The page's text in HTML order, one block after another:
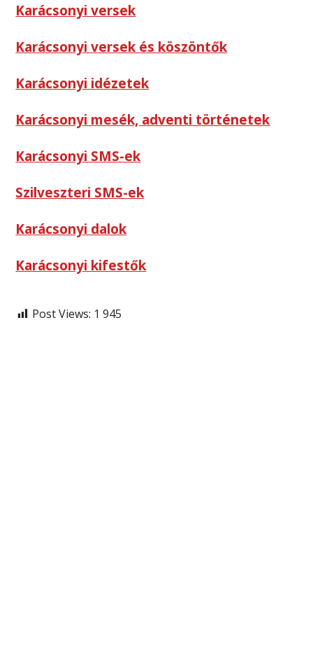
Karácsonyi versek
Karácsonyi versek és köszöntők
Karácsonyi idézetek
Karácsonyi mesék, adventi történetek
Karácsonyi SMS-ek
Szilveszteri SMS-ek
Karácsonyi dalok
Karácsonyi kifestők
Post Views: 1 945